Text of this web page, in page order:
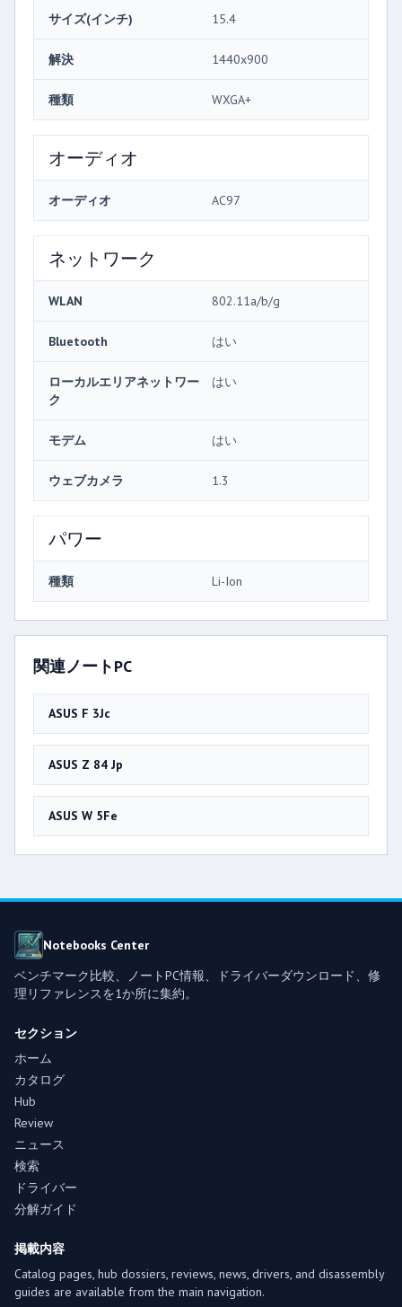
サイズ(インチ) 15.4
解決 1440x900
種類 WXGA+
オーディオ
オーディオ AC97
ネットワーク
WLAN 802.11a/b/g
Bluetooth はい
ローカルエリアネットワー
ク
はい
モデム はい
ウェブカメラ 1.3
パワー
種類 Li-Ion
関連ノートPC
ASUS F 3Jc
ASUS Z 84 Jp
ASUS W 5Fe
Notebooks Center
ベンチマーク比較、ノートPC情報、ドライバーダウンロード、修
理リファレンスを1か所に集約。
セクション
ホーム
カタログ
Hub
Review
ニュース
検索
ドライバー
分解ガイド
掲載内容
Catalog pages, hub dossiers, reviews, news, drivers, and disassembly
guides are available from the main navigation.